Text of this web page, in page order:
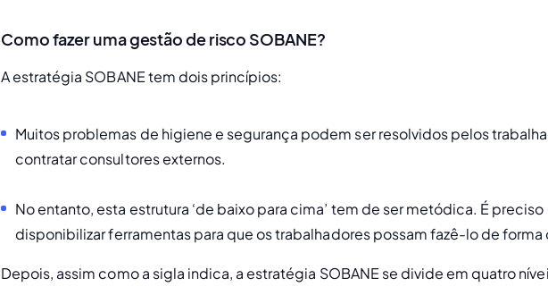
Como fazer uma gestão de risco SOBANE?
A estratégia SOBANE tem dois princípios:
Muitos problemas de higiene e segurança podem ser resolvidos pelos
contratar consultores externos.
No entanto, esta estrutura ‘de baixo para cima’ tem de ser metódica. É
disponibilizar ferramentas para que os trabalhadores possam fazê-lo de
Depois, assim como a sigla indica, a estratégia SOBANE se divide em quatro